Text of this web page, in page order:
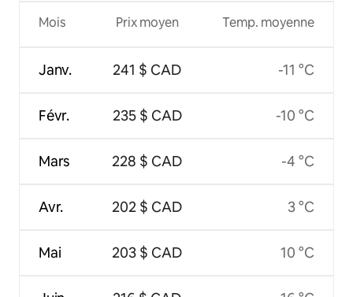
Mois
Janv.
Févr.
Mars
Avr.
Mai
Prix moyen
241 $ CAD
235 $ CAD
228 $ CAD
202 $ CAD
203 $ CAD
Temp. moyenne
-11 °C
-10 °C
-4 °C
3 °C
10 °C